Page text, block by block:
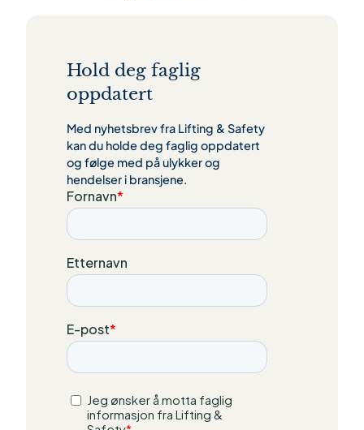
Hold deg faglig
oppdatert
Med nyhetsbrev fra Lifting & Safety
kan du holde deg faglig oppdatert
og følge med på ulykker og
hendelser i bransjene.